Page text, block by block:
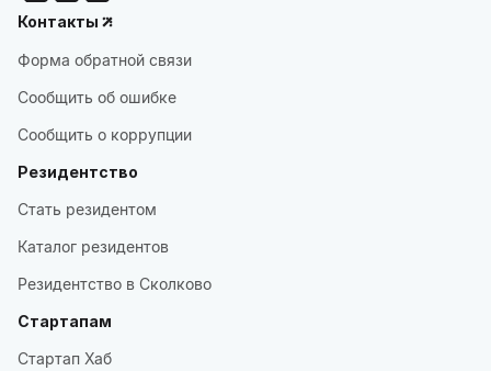
Контакты
Форма обратной связи
Сообщить об ошибке
Сообщить о коррупции
Резидентство
Стать резидентом
Каталог резидентов
Резидентство в Сколково
Стартапам
Стартап Хаб